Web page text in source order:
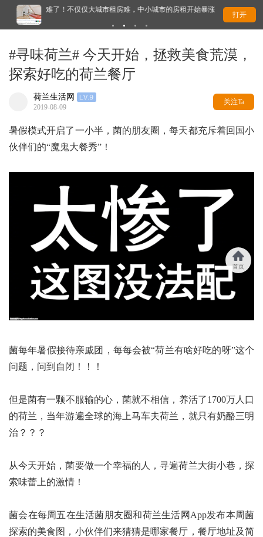
难了！不仅仅大城市租房难，中小城市的房租开始暴涨 欧
打开
#寻味荷兰# 今天开始，拯救美食荒漠，
探索好吃的荷兰餐厅
荷兰生活网
2019-08-09
关注Ta
暑假模式开启了一小半，菌的朋友圈，每天都充斥着回国小
伙伴们的“魔鬼大餐秀”！
菌每年暑假接待亲戚团，每每会被“荷兰有啥好吃的呀”这个
问题，问到自闭！！！
但是菌有一颗不服输的心，菌就不相信，养活了1700万人口
的荷兰，当年游遍全球的海上马车夫荷兰，就只有奶酪三明
治？？？
从今天开始，菌要做一个幸福的人，寻遍荷兰大街小巷，探
索味蕾上的激情！
菌会在每周五在生活菌朋友圈和荷兰生活网App发布本周菌
探索的美食图，小伙伴们来猜猜是哪家餐厅，餐厅地址及简
首页